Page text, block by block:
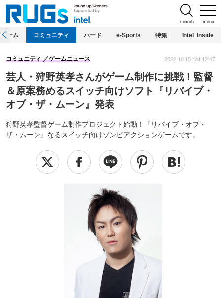
menu
search
ホーム コミュニティ ハード e-Sports 特集 Intel Inside
芸人・狩野英孝さんがゲーム制作に挑戦！監督
＆原案務めるスイッチ向けソフト『リバイブ・
オブ・ザ・ムーン』発表
狩野英孝監督ゲーム制作プロジェクト始動！『リバイブ・オブ・
ザ・ムーン』なるスイッチ向けゾンビアクションゲームです。
コミュニティ ゲームニュース 2022.10.15 Sat 12:47